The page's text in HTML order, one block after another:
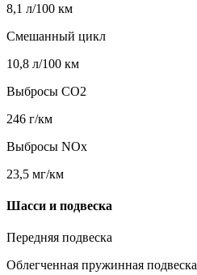
8,1 л/100 км
Смешанный цикл
10,8 л/100 км
Выбросы CO2
246 г/км
Выбросы NOx
23,5 мг/км
Шасси и подвеска
Передняя подвеска
Облегченная пружинная подвеска